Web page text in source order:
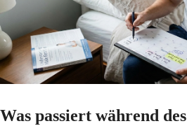
Was passiert während des